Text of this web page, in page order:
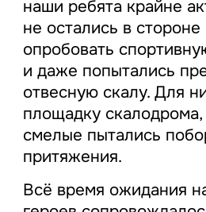
наши ребята крайне
не остались в
опробовать
и даже попытались
отвесную скалу. Для
площадку
смелые пытались
притяжения.
Всё время ожидания